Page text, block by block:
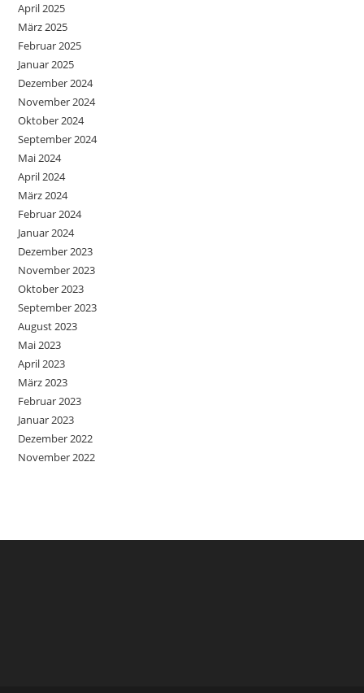
April 2025
März 2025
Februar 2025
Januar 2025
Dezember 2024
November 2024
Oktober 2024
September 2024
Mai 2024
April 2024
März 2024
Februar 2024
Januar 2024
Dezember 2023
November 2023
Oktober 2023
September 2023
August 2023
Mai 2023
April 2023
März 2023
Februar 2023
Januar 2023
Dezember 2022
November 2022